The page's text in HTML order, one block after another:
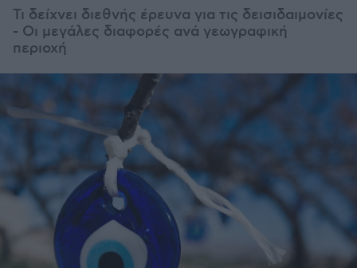
Τι δείχνει διεθνής έρευνα για τις δεισιδαιμονίες
- Οι μεγάλες διαφορές ανά γεωγραφική
περιοχή